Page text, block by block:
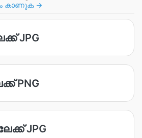
കാണുക →
JPG
PNG
JPG